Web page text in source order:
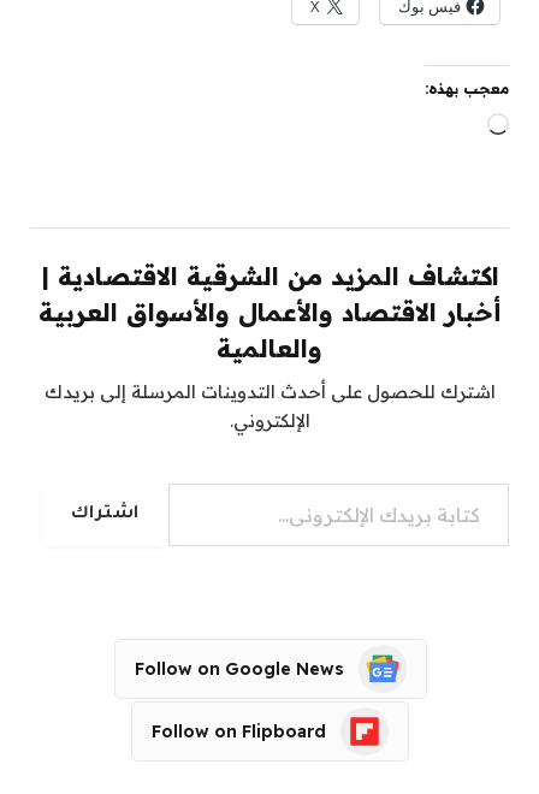
فيس بوك X
معجب بهذه:
جاري
اكتشاف المزيد من الشرقية الاقتصادية |
أخبار الاقتصاد والأعمال والأسواق العربية
والعالمية
اشترك للحصول على أحدث التدوينات المرسلة إلى بريدك
الإلكتروني.
كتابة بريدك الإلكتروني...
اشتراك
Follow on Google News
Follow on Flipboard